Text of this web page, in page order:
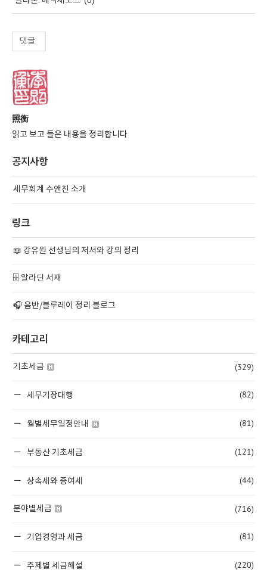
댓글
照衡
읽고 보고 들은 내용을 정리합니다
공지사항
세무회계 수앤진 소개
링크
📖 강유원 선생님의 저서와 강의 정리
🗄️ 알라딘 서재
🎧 음반/블루레이 정리 블로그
카테고리
기초세금 (329)
세무기장대행 (82)
월별세무일정안내 (81)
부동산 기초세금 (121)
상속세와 증여세 (44)
분야별세금 (716)
기업경영과 세금 (81)
주제별 세금해설 (220)